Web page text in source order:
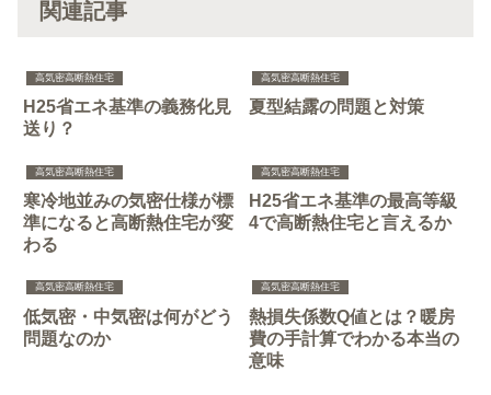
関連記事
高気密高断熱住宅
H25省エネ基準の義務化見
送り？
高気密高断熱住宅
夏型結露の問題と対策
高気密高断熱住宅
寒冷地並みの気密仕様が標
準になると高断熱住宅が変
わる
高気密高断熱住宅
H25省エネ基準の最高等級
4で高断熱住宅と言えるか
高気密高断熱住宅
低気密・中気密は何がどう
問題なのか
高気密高断熱住宅
熱損失係数Q値とは？暖房
費の手計算でわかる本当の
意味